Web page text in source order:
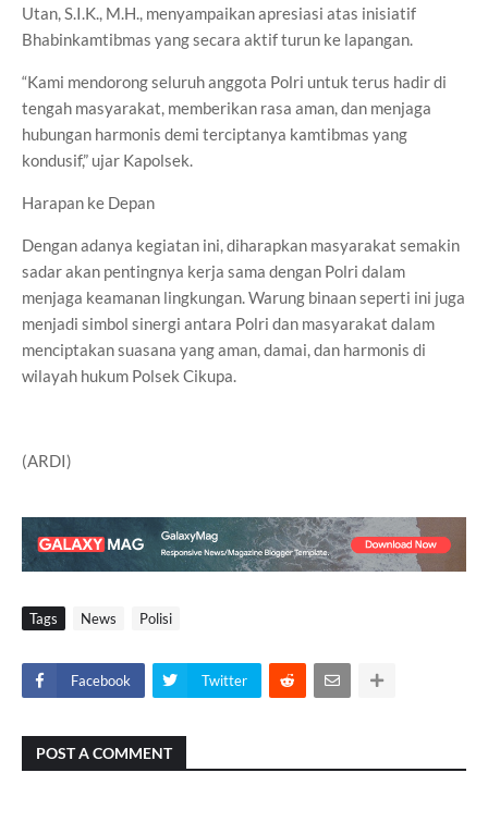
Utan, S.I.K., M.H., menyampaikan apresiasi atas inisiatif
Bhabinkamtibmas yang secara aktif turun ke lapangan.
“Kami mendorong seluruh anggota Polri untuk terus hadir di
tengah masyarakat, memberikan rasa aman, dan menjaga
hubungan harmonis demi terciptanya kamtibmas yang
kondusif,” ujar Kapolsek.
Harapan ke Depan
Dengan adanya kegiatan ini, diharapkan masyarakat semakin
sadar akan pentingnya kerja sama dengan Polri dalam
menjaga keamanan lingkungan. Warung binaan seperti ini juga
menjadi simbol sinergi antara Polri dan masyarakat dalam
menciptakan suasana yang aman, damai, dan harmonis di
wilayah hukum Polsek Cikupa.
(ARDI)
Tags News Polisi
Facebook Twitter
POST A COMMENT